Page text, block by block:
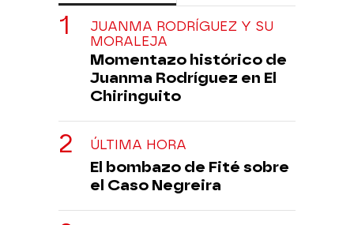
JUANMA RODRÍGUEZ Y SU
MORALEJA
Momentazo histórico de
Juanma Rodríguez en El
Chiringuito
ÚLTIMA HORA
El bombazo de Fité sobre
el Caso Negreira